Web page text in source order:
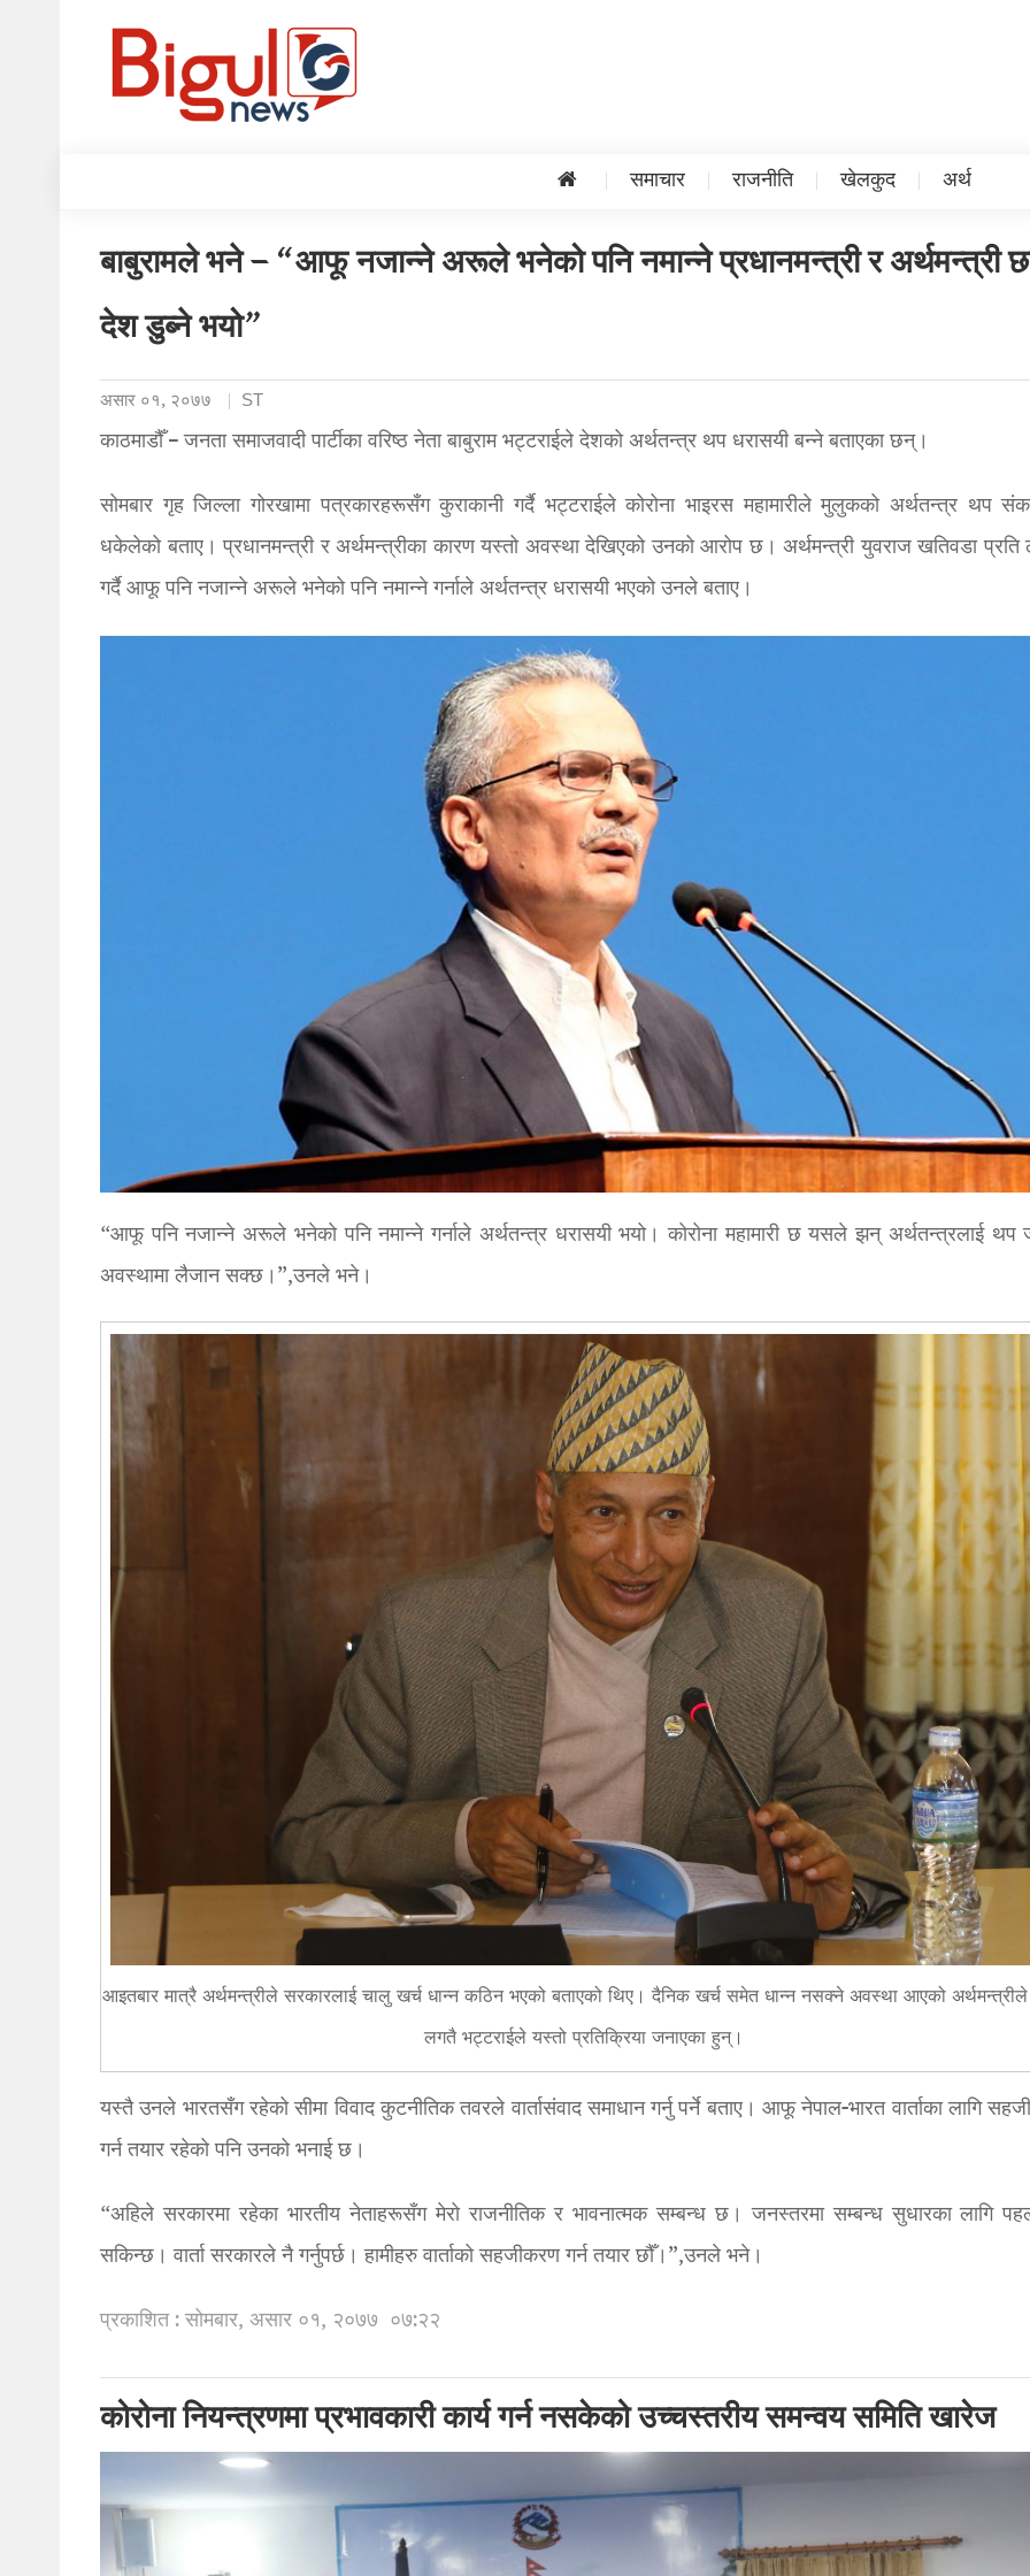
समाचार राजनीति खेलकुद अर्थ
बाबुरामले भने – “आफू नजान्ने अरूले भनेको पनि नमान्ने प्रधानमन्त्री र अर्थमन्त्री
देश डुब्ने भयो”
असार ०१, २०७७ ST
काठमाडौँ – जनता समाजवादी पार्टीका वरिष्ठ नेता बाबुराम भट्टराईले देशको अर्थतन्त्र थप धरासयी बन्ने बताएका छन्।
सोमबार गृह जिल्ला गोरखामा पत्रकारहरूसँग कुराकानी गर्दै भट्टराईले कोरोना भाइरस महामारीले मुलुकको अर्थतन्त्र थप
धकेलेको बताए। प्रधानमन्त्री र अर्थमन्त्रीका कारण यस्तो अवस्था देखिएको उनको आरोप छ। अर्थमन्त्री युवराज खतिवडा प्रति
गर्दै आफू पनि नजान्ने अरूले भनेको पनि नमान्ने गर्नाले अर्थतन्त्र धरासयी भएको उनले बताए।
“आफू पनि नजान्ने अरूले भनेको पनि नमान्ने गर्नाले अर्थतन्त्र धरासयी भयो। कोरोना महामारी छ यसले झन् अर्थतन्त्रलाई थप
अवस्थामा लैजान सक्छ।”,उनले भने।
आइतबार मात्रै अर्थमन्त्रीले सरकारलाई चालु खर्च धान्न कठिन भएको बताएको थिए। दैनिक खर्च समेत धान्न नसक्ने अवस्था आएको
लगतै भट्टराईले यस्तो प्रतिक्रिया जनाएका हुन्।
यस्तै उनले भारतसँग रहेको सीमा विवाद कुटनीतिक तवरले वार्तासंवाद समाधान गर्नु पर्ने बताए। आफू नेपाल-भारत वार्ताका लागि
गर्न तयार रहेको पनि उनको भनाई छ।
“अहिले सरकारमा रहेका भारतीय नेताहरूसँग मेरो राजनीतिक र भावनात्मक सम्बन्ध छ। जनस्तरमा सम्बन्ध सुधारका लागि
सकिन्छ। वार्ता सरकारले नै गर्नुपर्छ। हामीहरु वार्ताको सहजीकरण गर्न तयार छौँ।”,उनले भने।
प्रकाशित : सोमबार, असार ०१, २०७७ ०७:२२
कोरोना नियन्त्रणमा प्रभावकारी कार्य गर्न नसकेको उच्चस्तरीय समन्वय समिति खारेज